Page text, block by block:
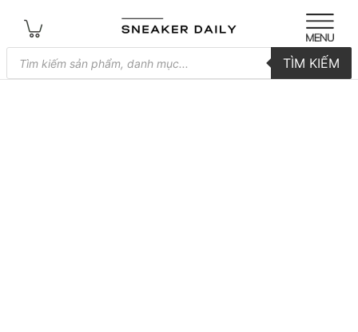
Tìm
kiếm
sản
TÌM KIẾM